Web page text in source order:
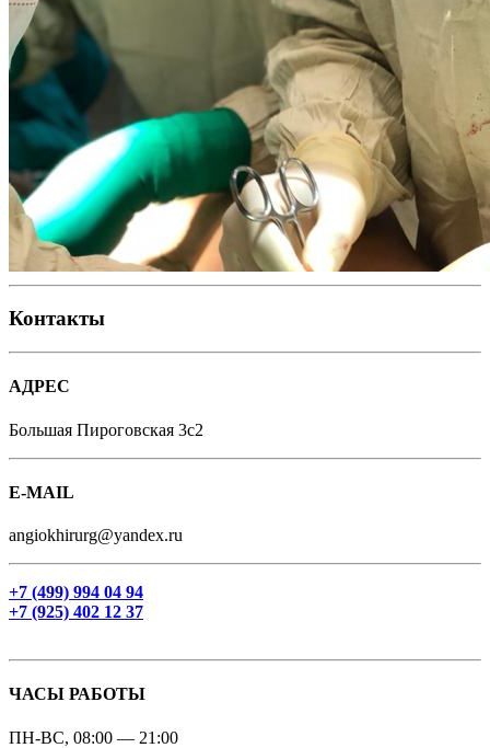
Контакты
АДРЕС
Большая Пироговская 3с2
E-MAIL
angiokhirurg@yandex.ru
+7 (499) 994 04 94
+7 (925) 402 12 37
ЧАСЫ РАБОТЫ
ПН-ВС, 08:00 — 21:00